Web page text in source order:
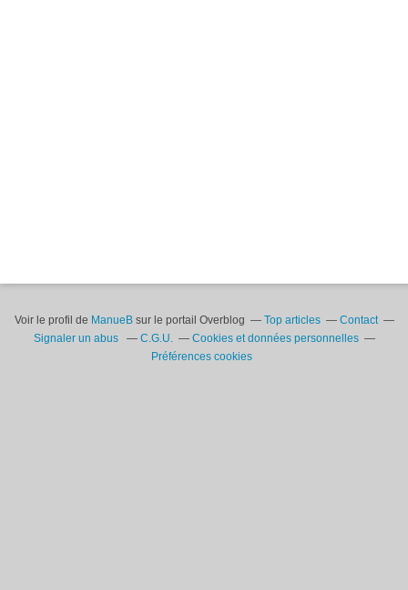
Voir le profil de ManueBsur le portail Overblog Top articles
Contact
Signaler un abus
C.G.U.
Cookies et données personnelles
Préférences cookies